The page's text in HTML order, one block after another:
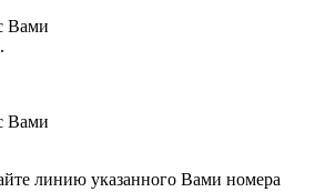
Вами
Вами
линию указанного Вами номера